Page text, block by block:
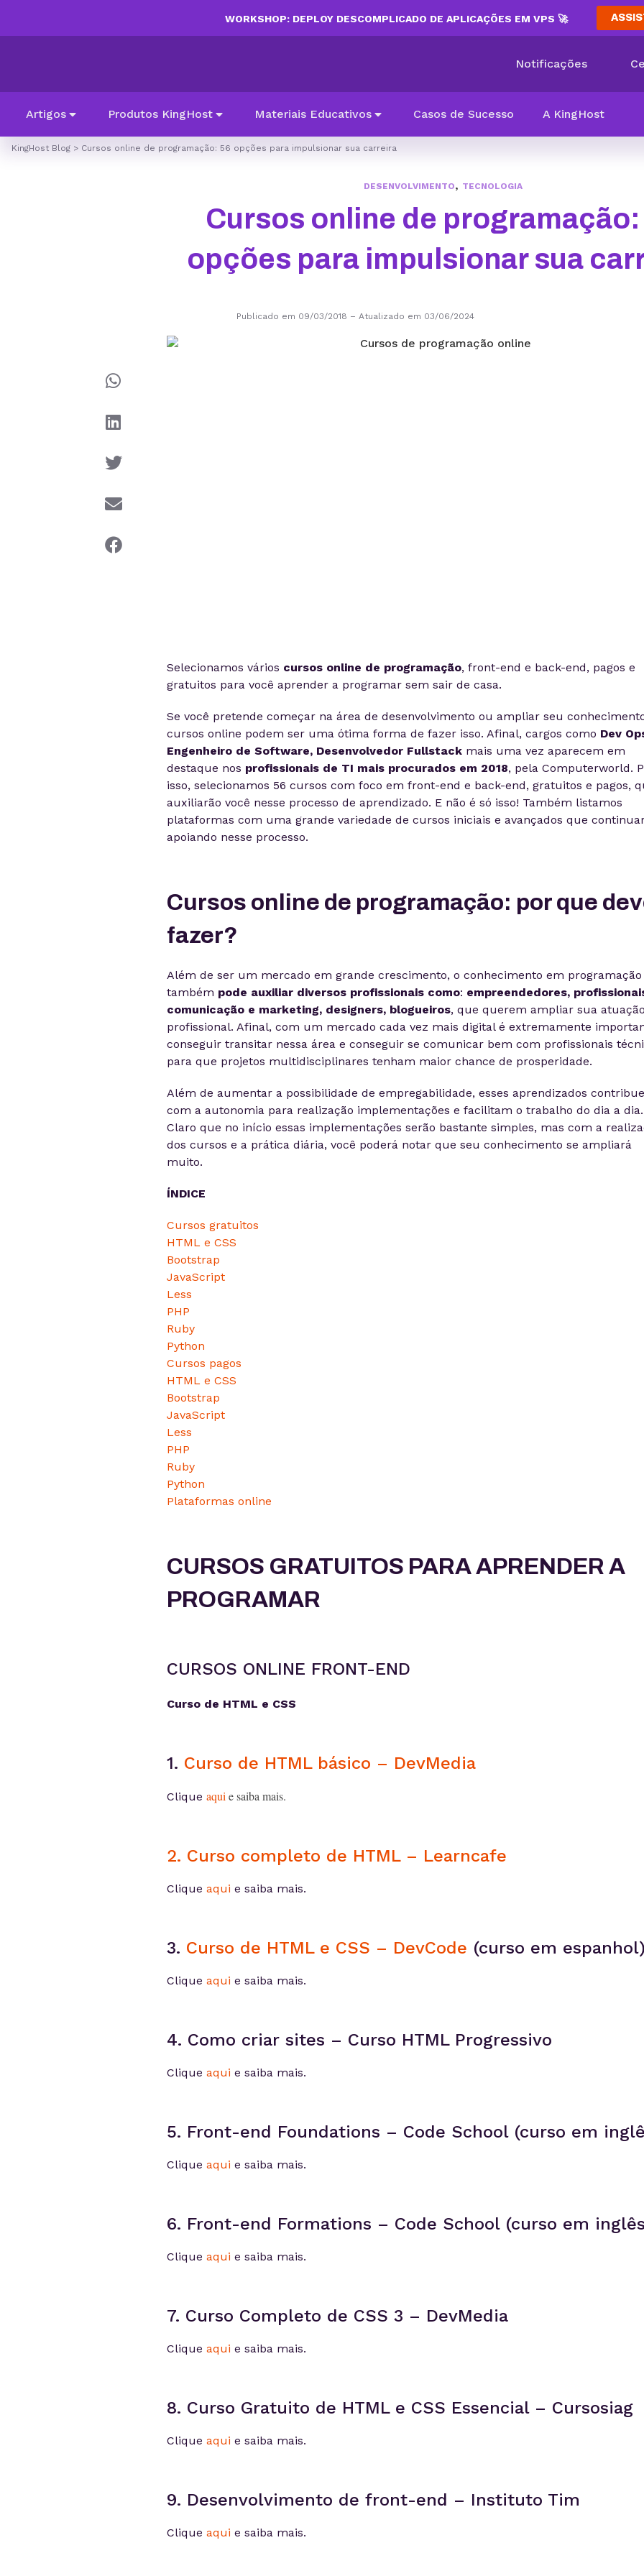
WORKSHOP: DEPLOY DESCOMPLICADO DE APLICAÇÕES EM VPS 🚀
Notificações
Artigos Produtos KingHost Materiais Educativos Casos de Sucesso A KingHost
KingHost Blog > Cursos online de programação: 56 opções para impulsionar sua carreira
DESENVOLVIMENTO, TECNOLOGIA
Cursos online de programação:
opções para impulsionar sua
Publicado em 09/03/2018 – Atualizado em 03/06/2024
Selecionamos vários cursos online de programação, front-end e back-end, pagos e
gratuitos para você aprender a programar sem sair de casa.
Se você pretende começar na área de desenvolvimento ou ampliar seu
cursos online podem ser uma ótima forma de fazer isso. Afinal, cargos como Dev
Engenheiro de Software, Desenvolvedor Fullstackmais uma vez aparecem em
destaque nos profissionais de TI mais procurados em 2018, pela Computerworld.
isso, selecionamos 56 cursos com foco em front-end e back-end, gratuitos e pagos,
auxiliarão você nesse processo de aprendizado. E não é só isso! Também listamos
plataformas com uma grande variedade de cursos iniciais e avançados que
apoiando nesse processo.
Cursos online de programação: por que
fazer?
Além de ser um mercado em grande crescimento, o conhecimento em programação
também pode auxiliar diversos profissionais como: empreendedores,
comunicação e marketing, designers, blogueiros, que querem ampliar sua atuação
profissional. Afinal, com um mercado cada vez mais digital é extremamente
conseguir transitar nessa área e conseguir se comunicar bem com profissionais
para que projetos multidisciplinares tenham maior chance de prosperidade.
Além de aumentar a possibilidade de empregabilidade, esses aprendizados
com a autonomia para realização implementações e facilitam o trabalho do dia a dia.
Claro que no início essas implementações serão bastante simples, mas com a
dos cursos e a prática diária, você poderá notar que seu conhecimento se ampliará
muito.
ÍNDICE
Cursos gratuitos
HTML e CSS
Bootstrap
JavaScript
Less
PHP
Ruby
Python
Cursos pagos
HTML e CSS
Bootstrap
JavaScript
Less
PHP
Ruby
Python
Plataformas online
CURSOS GRATUITOS PARA APRENDER A
PROGRAMAR
CURSOS ONLINE FRONT-END
Curso de HTML e CSS
1. Curso de HTML básico – DevMedia
Clique aqui e saiba mais.
2. Curso completo de HTML – Learncafe
Clique aqui e saiba mais.
3. Curso de HTML e CSS – DevCode (curso em espanhol)
Clique aqui e saiba mais.
4. Como criar sites – Curso HTML Progressivo
Clique aqui e saiba mais.
5. Front-end Foundations – Code School (curso em
Clique aqui e saiba mais.
6. Front-end Formations – Code School (curso em
Clique aqui e saiba mais.
7. Curso Completo de CSS 3 – DevMedia
Clique aqui e saiba mais.
8. Curso Gratuito de HTML e CSS Essencial – Cursosiag
Clique aqui e saiba mais.
9. Desenvolvimento de front-end – Instituto Tim
Clique aqui e saiba mais.